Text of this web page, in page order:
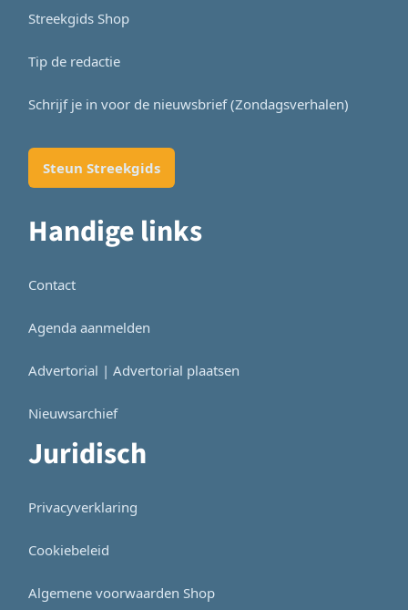
Streekgids Shop
Tip de redactie
Schrijf je in voor de nieuwsbrief (Zondagsverhalen)
Steun Streekgids
Handige links
Contact
Agenda aanmelden
Advertorial | Advertorial plaatsen
Nieuwsarchief
Juridisch
Privacyverklaring
Cookiebeleid
Algemene voorwaarden Shop